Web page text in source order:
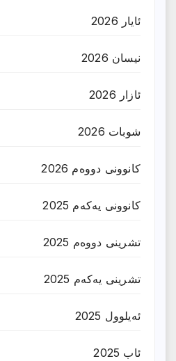
ئایار 2026
نیسان 2026
ئازار 2026
شوبات 2026
کانوونی دووەم 2026
کانوونی یەکەم 2025
تشرینی دووەم 2025
تشرینی یەکەم 2025
ئەیلوول 2025
ئاب 2025